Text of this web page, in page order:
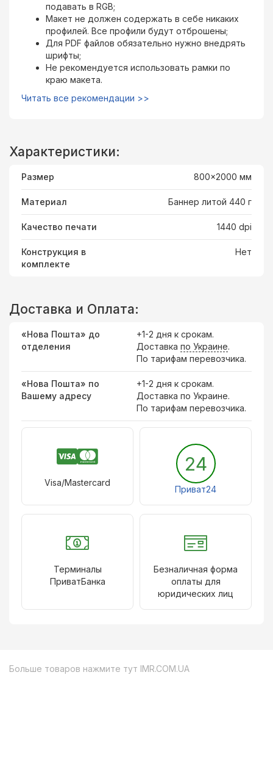
Характеристики:
Размер 800x2000 мм
Материал Баннер литой 440 г
Качество печати 1440 dpi
Конструкция в
комплекте
Нет
Доставка и Оплата:
«Нова Пошта» до
отделения
+1-2 дня к срокам.
Доставка по Украине.
По тарифам перевозчика.
«Нова Пошта» по
Вашему адресу
+1-2 дня к срокам.
Доставка по Украине.
По тарифам перевозчика.
Visa/Mastercard
24
Приват24
Терминалы
ПриватБанка
Безналичная форма
оплаты для
юридических лиц
подавать в RGB;
Макет не должен содержать в себе никаких
профилей. Все профили будут отброшены;
Для PDF файлов обязательно нужно внедрять
шрифты;
Не рекомендуется использовать рамки по
краю макета.
Читать все рекомендации >>
Больше товаров нажмите тут IMR.COM.UA